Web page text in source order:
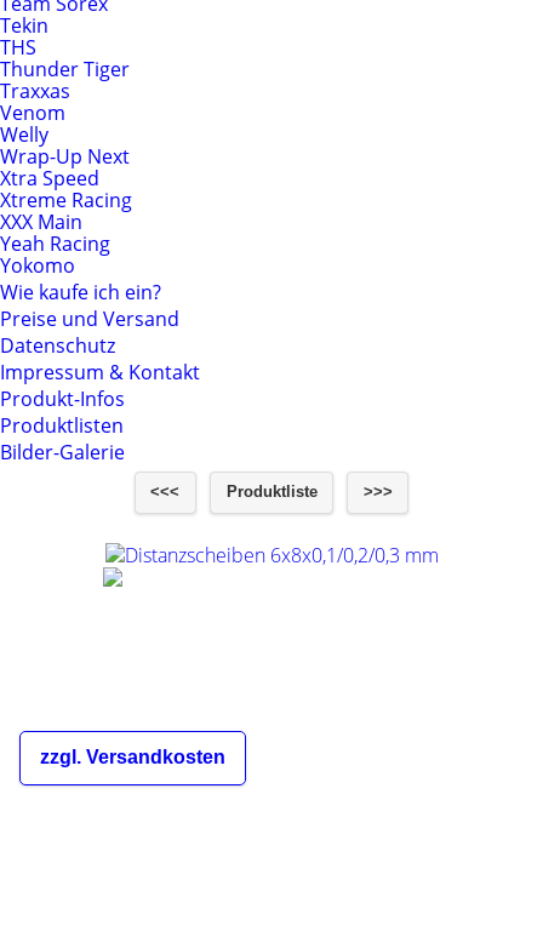
Tekin
THS
Thunder Tiger
Traxxas
Venom
Welly
Wrap-Up Next
Xtra Speed
Xtreme Racing
XXX Main
Yeah Racing
Yokomo
Wie kaufe ich ein?
Preise und Versand
Datenschutz
Impressum & Kontakt
Produkt-Infos
Produktlisten
Bilder-Galerie
<<< Produktliste >>>
zzgl. Versandkosten